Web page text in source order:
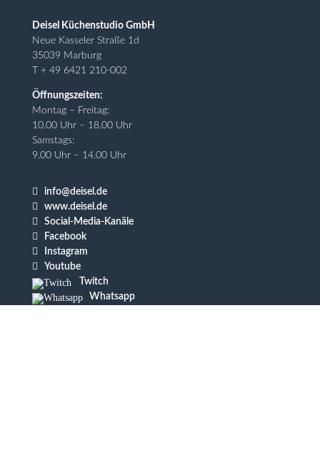
Deisel Küchenstudio GmbH
Neue Kasseler Straße 1d
35039 Marburg
T + 49 6421 210-002
Öffnungszeiten:
Montag – Freitag:
10.00 Uhr – 18.00 Uhr
Samstags:
9.00 Uhr – 14.00 Uhr
 info@deisel.de
 www.deisel.de
 Social-Media-Kanäle
 Facebook
 Instagram

Youtube
Twitch
Whatsapp